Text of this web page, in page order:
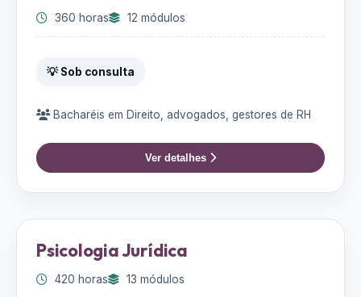
360 horas 12 módulos
💡 Sob consulta
Bacharéis em Direito, advogados, gestores de RH
Ver detalhes
Psicologia Jurídica
420 horas 13 módulos